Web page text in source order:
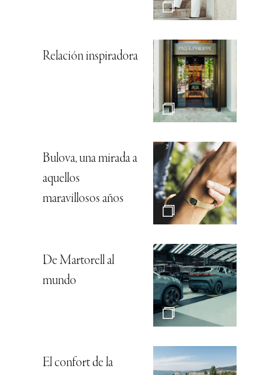
Relación inspiradora
Bulova, una mirada a
aquellos
maravillosos años
De Martorell al
mundo
El confort de la